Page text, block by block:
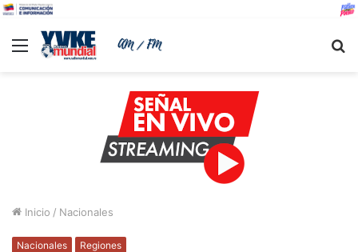
Menu
Inicio / Nacionales
Nacionales Regiones